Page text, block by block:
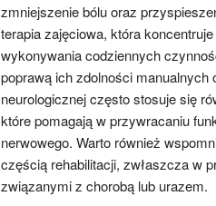
zmniejszenie bólu oraz
terapia zajęciowa, która
wykonywania codziennych
poprawą ich zdolności manualnych
neurologicznej często stosuje się
które pomagają w przywracaniu
nerwowego. Warto również
częścią rehabilitacji, zwłaszcza w
związanymi z chorobą lub urazem.